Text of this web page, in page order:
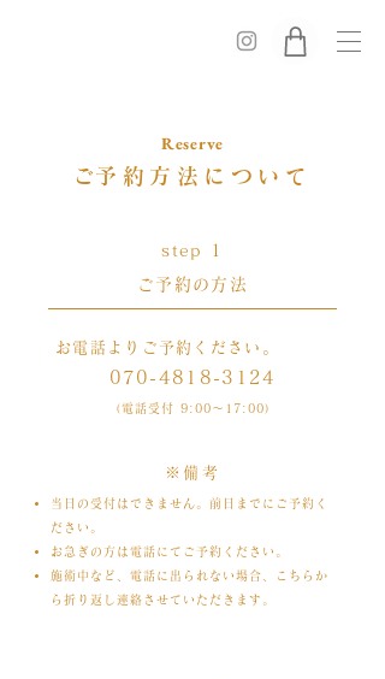
Reserve
​ご予約方法について​
​step 1
ご予約の方法
お電話よりご予約ください。
070-4818-3124
（電話受付 9:00～17:00）
​※備考
当日の受付はできません。前日までにご予約く
ださい。
お急ぎの方は電話にてご予約ください。
施術中など、電話に出られない場合、こちらか
ら折り返し連絡させていただきます。